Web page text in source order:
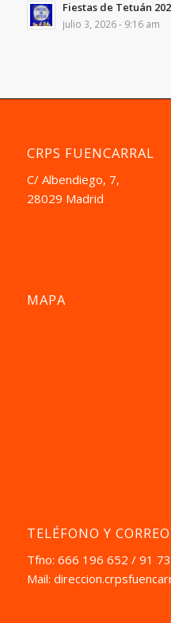
Fiestas de Tetuán
julio 3, 2026 - 9:16 am
CRPS FUENCARRAL
C/ Albendiego, 7,
28029 Madrid
MAPA
TELÉFONO Y CORREO
Tfno: 666 196 652 / 91
Mail: